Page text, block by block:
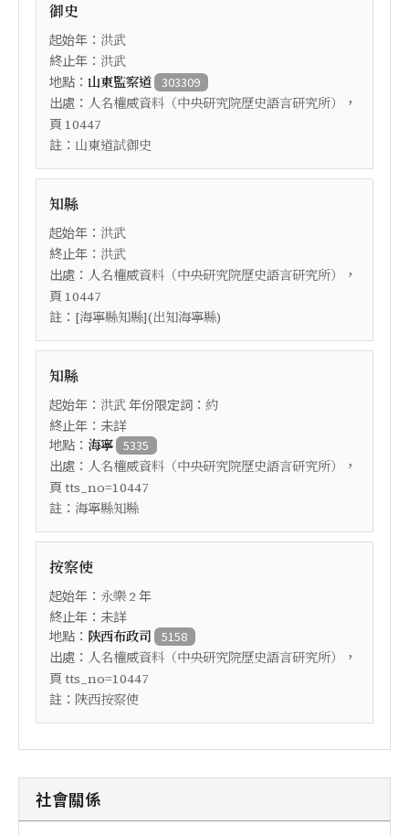
御史
起始年： 洪武
終止年： 洪武
地點： 山東監察道 303309
出處： 人名權威資料（中央研究院歷史語言研究所）
，
頁 10447
註： 山東道試御史
知縣
起始年： 洪武
終止年： 洪武
出處： 人名權威資料（中央研究院歷史語言研究所）
，
頁 10447
註： [海寧縣知縣](出知海寧縣)
知縣
起始年： 洪武年份限定詞： 約
終止年：未詳
地點： 海寧 5335
出處： 人名權威資料（中央研究院歷史語言研究所）
，
頁 tts_no=10447
註： 海寧縣知縣
按察使
起始年： 永樂 2 年
終止年：未詳
地點： 陝西布政司 5158
出處： 人名權威資料（中央研究院歷史語言研究所）
，
頁 tts_no=10447
註： 陜西按察使
社會關係